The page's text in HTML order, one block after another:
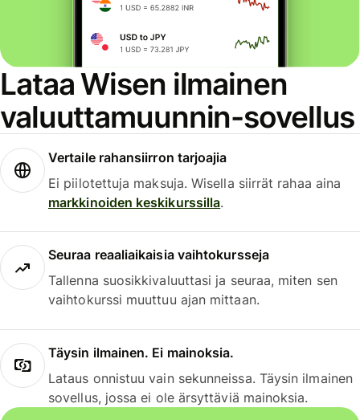
Lataa Wisen ilmainen
valuuttamuunnin-sovellus
Vertaile rahansiirron tarjoajia
Ei piilotettuja maksuja. Wisella siirrät rahaa aina
markkinoiden keskikurssilla.
Seuraa reaaliaikaisia vaihtokursseja
Tallenna suosikkivaluuttasi ja seuraa, miten sen
vaihtokurssi muuttuu ajan mittaan.
Täysin ilmainen. Ei mainoksia.
Lataus onnistuu vain sekunneissa. Täysin ilmainen
sovellus, jossa ei ole ärsyttäviä mainoksia.